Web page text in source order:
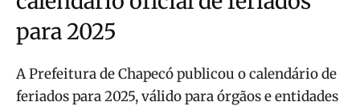
para 2025
A Prefeitura de Chapecó publicou o calendário de
feriados para 2025, válido para órgãos e entidades